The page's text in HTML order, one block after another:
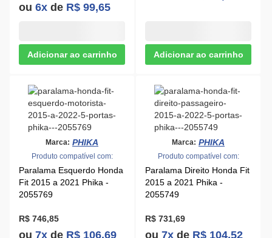
Produto compatível com:
Paralama Esquerdo Honda
Fit 2015 a 2021 Phika -
2055769
R$ 746,85
ou7xdeR$ 106,69
Produto compatível com:
Paralama Direito Honda Fit
2015 a 2021 Phika -
2055749
R$ 731,69
ou7xdeR$ 104,52